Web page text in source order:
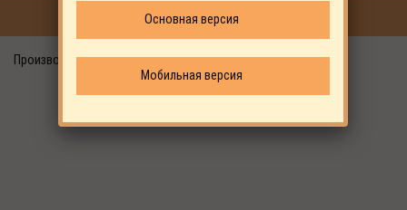
ПРОДОЛЖИТЬ ПОКУПКИ
Производитель: Dalgakiran
Основная версия
Мобильная версия